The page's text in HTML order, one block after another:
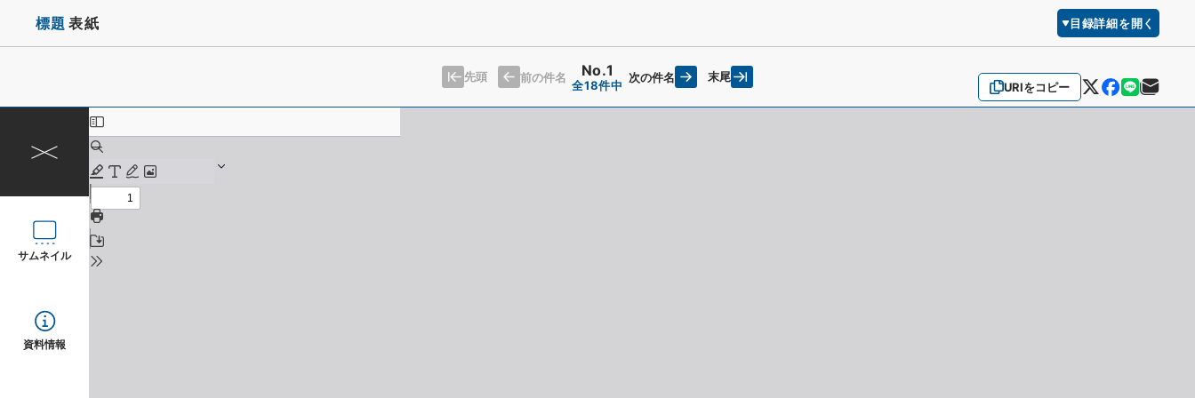
標題 表紙 目録詳細を開く
URIをコピー
先頭 前の件名 No.1
全18件中
次の件名 末尾
サムネイル
資料情報